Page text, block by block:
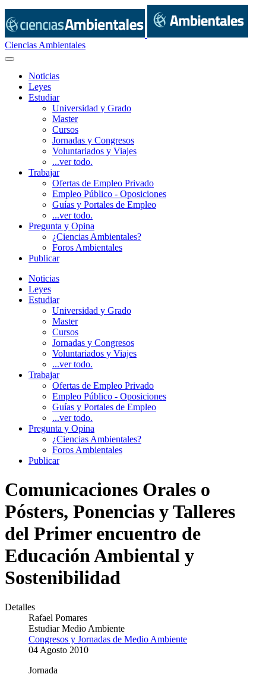
Ciencias Ambientales
Noticias
Leyes
Estudiar
Universidad y Grado
Master
Cursos
Jornadas y Congresos
Voluntariados y Viajes
...ver todo.
Trabajar
Ofertas de Empleo Privado
Empleo Público - Oposiciones
Guías y Portales de Empleo
...ver todo.
Pregunta y Opina
¿Ciencias Ambientales?
Foros Ambientales
Publicar
Noticias
Leyes
Estudiar
Universidad y Grado
Master
Cursos
Jornadas y Congresos
Voluntariados y Viajes
...ver todo.
Trabajar
Ofertas de Empleo Privado
Empleo Público - Oposiciones
Guías y Portales de Empleo
...ver todo.
Pregunta y Opina
¿Ciencias Ambientales?
Foros Ambientales
Publicar
Comunicaciones Orales o
Pósters, Ponencias y Talleres
del Primer encuentro de
Educación Ambiental y
Sostenibilidad
Detalles
Rafael Pomares
Estudiar Medio Ambiente
Congresos y Jornadas de Medio Ambiente
04 Agosto 2010
Jornada